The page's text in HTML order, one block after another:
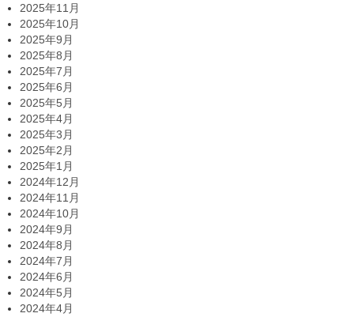
2025年11月
2025年10月
2025年9月
2025年8月
2025年7月
2025年6月
2025年5月
2025年4月
2025年3月
2025年2月
2025年1月
2024年12月
2024年11月
2024年10月
2024年9月
2024年8月
2024年7月
2024年6月
2024年5月
2024年4月